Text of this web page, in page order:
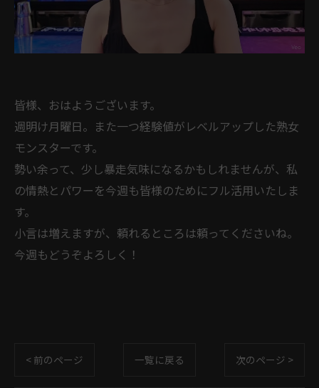
​皆様、おはようございます。
​週明け月曜日。また一つ経験値がレベルアップした熟女
モンスターです。
​勢い余って、少し暴走気味になるかもしれませんが、私
の情熱とパワーを今週も皆様のためにフル活用いたしま
す。
​小言は増えますが、頼れるところは頼ってくださいね。
今週もどうぞよろしく！
< 前のページ 一覧に戻る 次のページ >